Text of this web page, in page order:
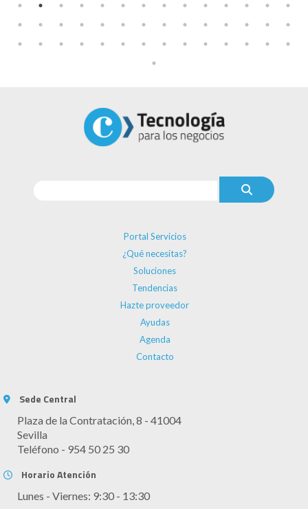
Portal Servicios
¿Qué necesitas?
Soluciones
Tendencias
Hazte proveedor
Ayudas
Agenda
Contacto
Sede Central
Plaza de la Contratación, 8 - 41004
Sevilla
Teléfono - 954 50 25 30
Horario Atención
Lunes - Viernes: 9:30 - 13:30